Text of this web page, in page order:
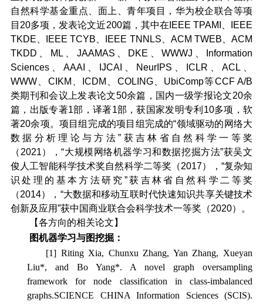
自然科学基金重点、面上、青年项目，华为校企联合等项
目20多项，发表论文近200篇，其中在IEEE TPAMI、IEEE
TKDE、IEEE TCYB、IEEE TNNLS、ACM TWEB、ACM
TKDD、ML、JAAMAS、DKE、WWWJ、Information
Sciences、AAAI、IJCAI、NeurIPS、ICLR、ACL、
WWW、CIKM、ICDM、COLING、UbiComp等CCF A/B
类期刊和会议上发表论文50余篇，国内一级学报论文20余
篇，出版专著1部，译著1部，获国家发明专利10多项，软
著20余项。项目组完成的项目组完成的“领域驱动的网络大
数据分析理论与方法”获吉林省自然科学一等奖
（2021），“大规模网络机器学习和数据挖掘方法”获吴文
俊人工智能科学技术奖自然科学二等奖（2017），“复杂知
识处理的基本方法研究”获吉林省自然科学二等奖
（2014），“大数据和移动互联时代快速知识共享关键技术
创新及应用”获中国商业联合会科学技术一等奖（2020）。
【各方向的相关论文】
图机器学习与图挖掘：
[1] Riting Xia, Chunxu Zhang, Yan Zhang, Xueyan
Liu*, and Bo Yang*. A novel graph oversampling
framework for node classification in class-imbalanced
graphs.SCIENCE CHINA Information Sciences(SCIS).